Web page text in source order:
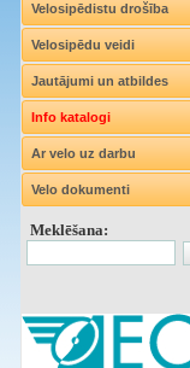
Velosipēdistu drošība
Velosipēdu veidi
Jautājumi un atbildes
Info katalogi
Ar velo uz darbu
Velo dokumenti
Meklēšana: